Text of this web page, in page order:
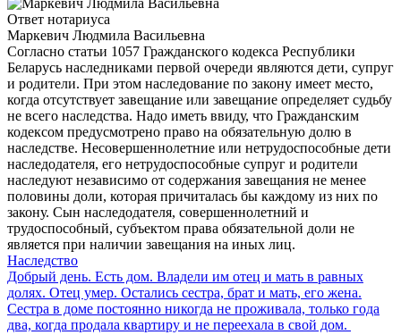
Ответ нотариуса
Маркевич Людмила Васильевна
Согласно статьи 1057 Гражданского кодекса Республики
Беларусь наследниками первой очереди являются дети, супруг
и родители. При этом наследование по закону имеет место,
когда отсутствует завещание или завещание определяет судьбу
не всего наследства. Надо иметь ввиду, что Гражданским
кодексом предусмотрено право на обязательную долю в
наследстве. Несовершеннолетние или нетрудоспособные дети
наследодателя, его нетрудоспособные супруг и родители
наследуют независимо от содержания завещания не менее
половины доли, которая причиталась бы каждому из них по
закону. Сын наследодателя, совершеннолетний и
трудоспособный, субъектом права обязательной доли не
является при наличии завещания на иных лиц.
Наследство
Добрый день. Есть дом. Владели им отец и мать в равных
долях. Отец умер. Остались сестра, брат и мать, его жена.
Сестра в доме постоянно никогда не проживала, только года
два, когда продала квартиру и не переехала в свой дом.